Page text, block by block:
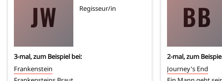
JW Regisseur/in
3-mal, zum Beispiel bei:
Frankenstein
BB
2-mal, zum
Journey's End